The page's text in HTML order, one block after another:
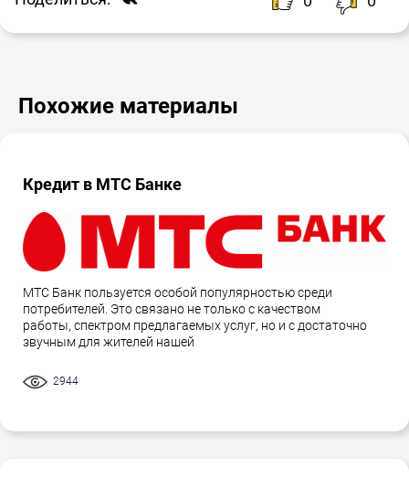
Похожие материалы
Кредит в МТС Банке
МТС Банк пользуется особой популярностью среди
потребителей. Это связано не только с качеством
работы, спектром предлагаемых услуг, но и с достаточно
звучным для жителей нашей
2944